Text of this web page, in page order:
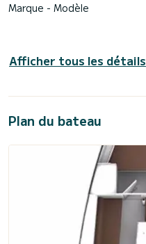
Marque - Modèle
Afficher tous les détails
Plan du bateau